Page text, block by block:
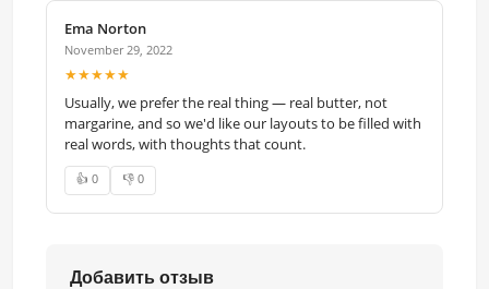
Ema Norton
November 29, 2022
★★★★★
Usually, we prefer the real thing — real butter, not
margarine, and so we'd like our layouts to be filled with
real words, with thoughts that count.
👍 0 👎 0
Добавить отзыв